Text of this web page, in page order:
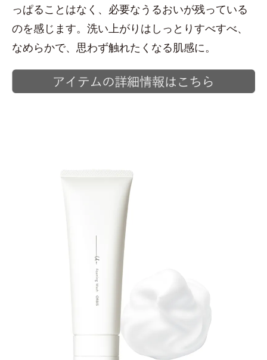
っぱることはなく、必要なうるおいが残っている
のを感じます。洗い上がりはしっとりすべすべ、
なめらかで、思わず触れたくなる肌感に。